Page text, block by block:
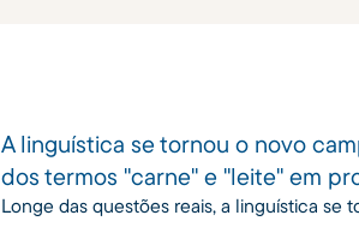
A linguística se tornou o novo
dos termos "carne" e "leite" em
Longe das questões reais, a linguística se